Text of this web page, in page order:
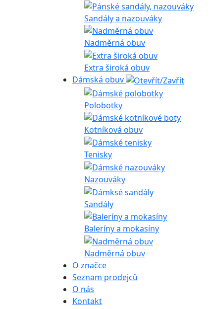
Sandály a nazouváky
Nadměrná obuv
Extra široká obuv
Dámská obuv
Polobotky
Kotníková obuv
Tenisky
Nazouváky
Sandály
Baleríny a mokasíny
Nadměrná obuv
O značce
Seznam prodejců
O nás
Kontakt